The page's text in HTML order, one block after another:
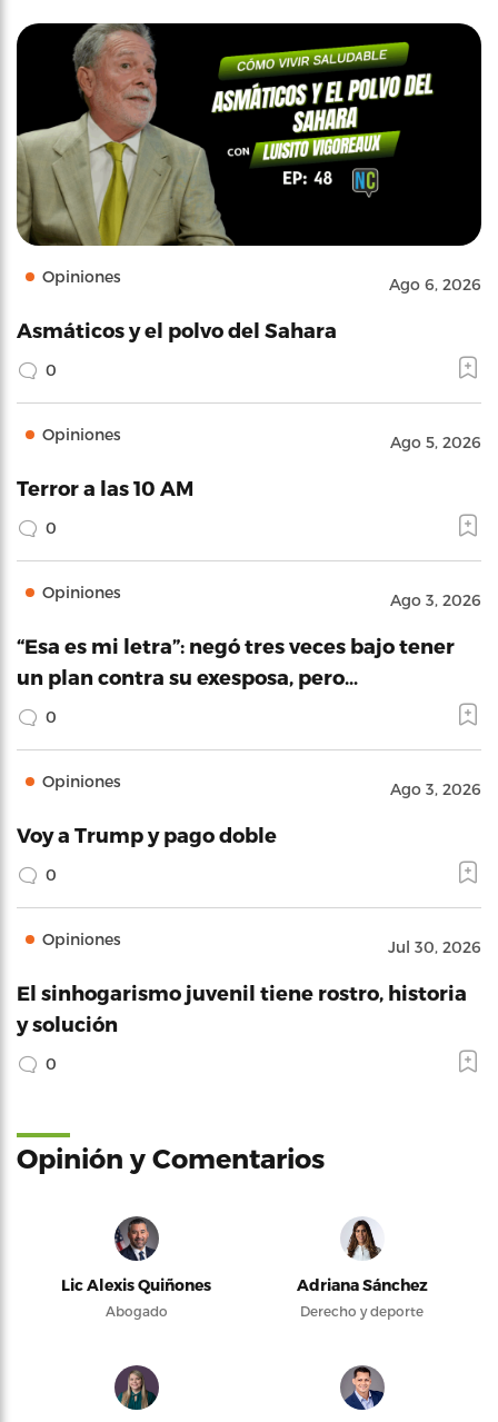
Opiniones Ago 6, 2026
Asmáticos y el polvo del Sahara
0
Opiniones Ago 5, 2026
Terror a las 10 AM
0
Opiniones Ago 3, 2026
“Esa es mi letra”: negó tres veces bajo tener
un plan contra su exesposa, pero…
0
Opiniones Ago 3, 2026
Voy a Trump y pago doble
0
Opiniones Jul 30, 2026
El sinhogarismo juvenil tiene rostro, historia
y solución
0
Opinión y Comentarios
Lic Alexis Quiñones
Abogado
Adriana Sánchez
Derecho y deporte